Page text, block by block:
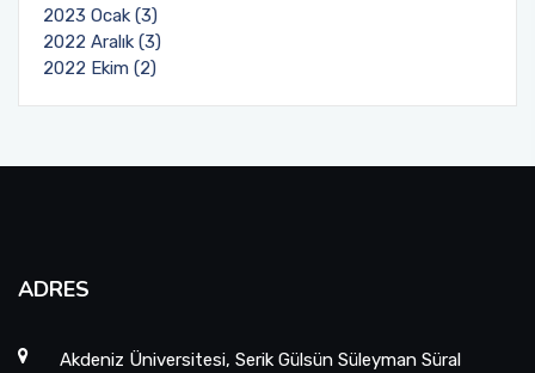
2023 Ocak (3)
2022 Aralık (3)
2022 Ekim (2)
ADRES
Akdeniz Üniversitesi, Serik Gülsün Süleyman Süral